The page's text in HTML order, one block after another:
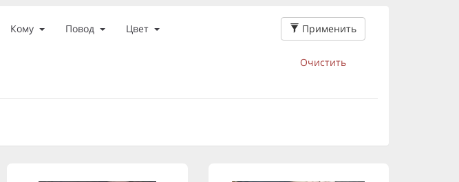
Кому Повод Цвет Применить
Очистить